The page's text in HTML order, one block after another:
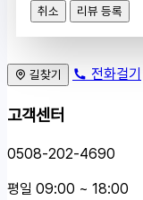
취소 리뷰 등록
길찾기 전화걸기
고객센터
0508-202-4690
평일 09:00 ~ 18:00